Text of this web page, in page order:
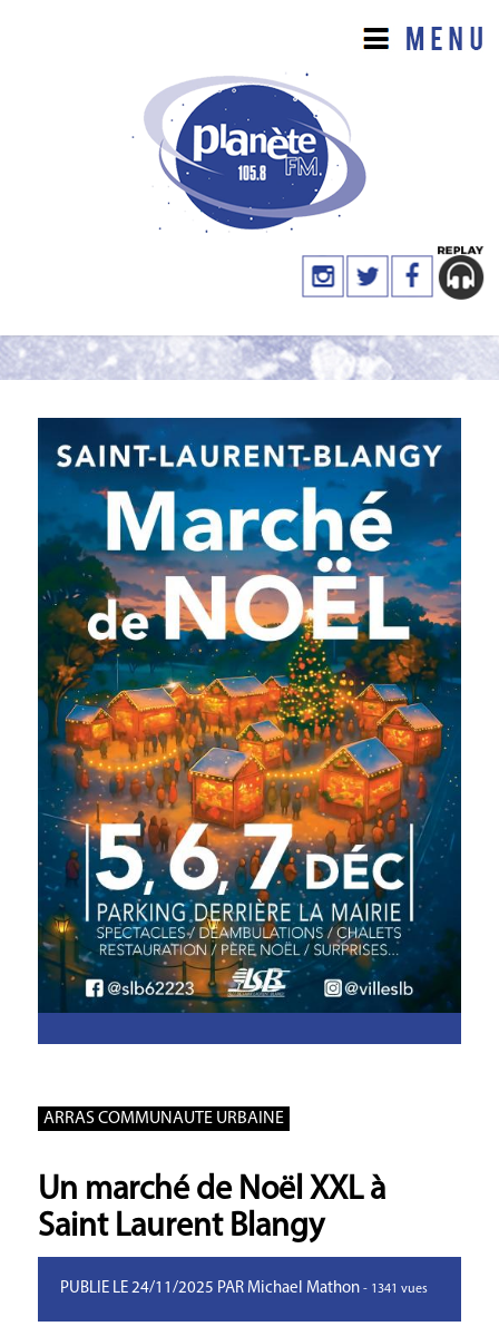
ARRAS COMMUNAUTE URBAINE
Un marché de Noël XXL à
Saint Laurent Blangy
PUBLIE LE 24/11/2025 PAR Michael Mathon - 1341 vues